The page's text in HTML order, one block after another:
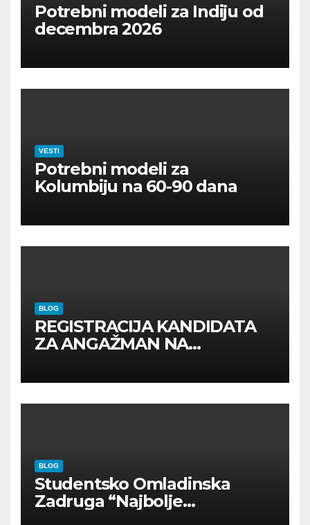
Potrebni modeli za Indiju od
decembra 2026
VESTI
Potrebni modeli za
Kolumbiju na 60-90 dana
BLOG
REGISTRACIJA KANDIDATA
ZA ANGAŽMAN NA
BLOG
Studentsko Omladinska
Zadruga “Najbolje